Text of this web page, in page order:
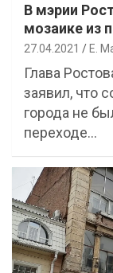
В мэрии
мозаике из
27.04.2021 Е.
Глава
заявил, что
города не
переходе…